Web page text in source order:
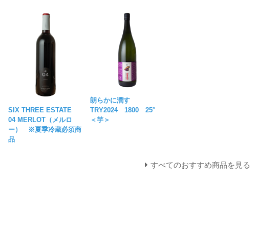
SIX THREE ESTATE
04 MERLOT（メルロ
ー） ※夏季冷蔵必須商
品
朗らかに潤す
TRY2024 1800 25°
＜芋＞
すべてのおすすめ商品を見る